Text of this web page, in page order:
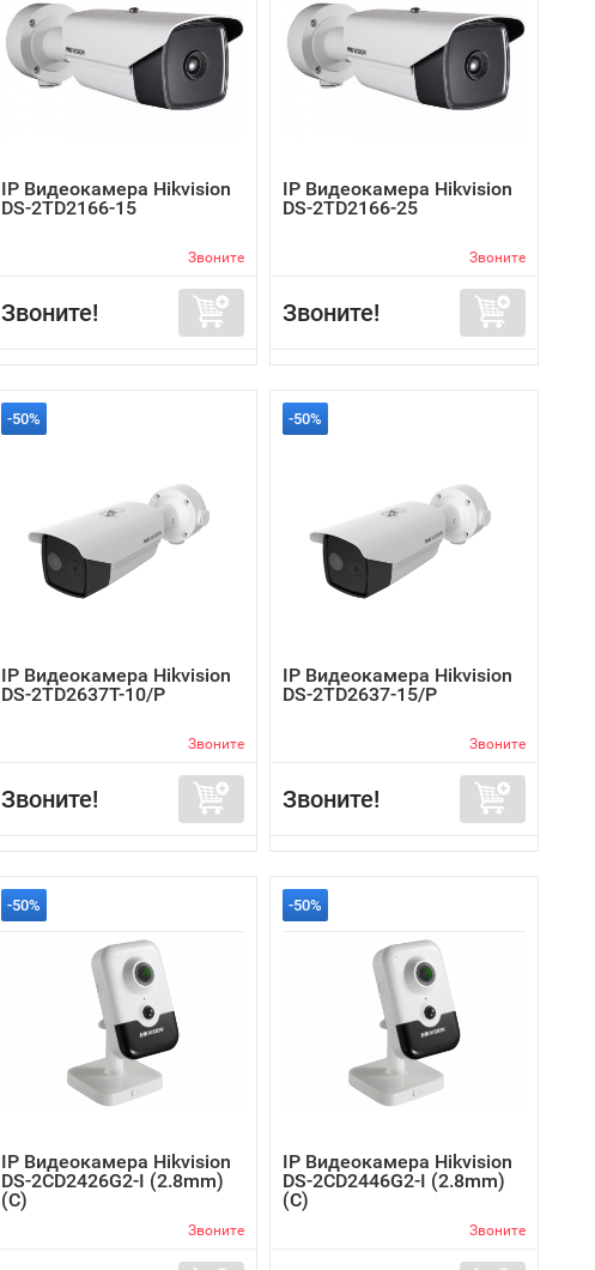
IP Видеокамера Hikvision
DS-2TD2166-15
Звоните
Звоните!
IP Видеокамера Hikvision
DS-2TD2166-25
Звоните
Звоните!
-50%
IP Видеокамера Hikvision
DS-2TD2637T-10/P
Звоните
Звоните!
-50%
IP Видеокамера Hikvision
DS-2TD2637-15/P
Звоните
Звоните!
-50%
IP Видеокамера Hikvision
DS-2CD2426G2-I (2.8mm)
(C)
Звоните
-50%
IP Видеокамера Hikvision
DS-2CD2446G2-I (2.8mm)
(C)
Звоните